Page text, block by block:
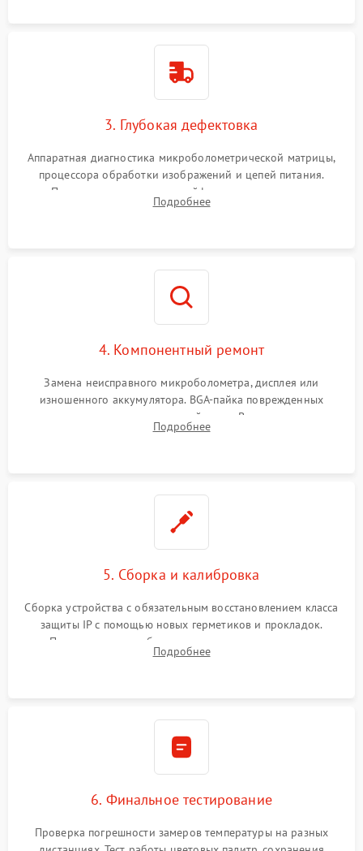
3. Глубокая дефектовка
Аппаратная диагностика микроболометрической матрицы,
процессора обработки изображений и цепей питания.
Проверка целостности шлейфов, модуля памяти и
интерфейсов связи. Выявление сгоревших SMD-компонентов
Подробнее
4. Компонентный ремонт
Замена неисправного микроболометра, дисплея или
изношенного аккумулятора. BGA-пайка поврежденных
контроллеров на материнской плате. Восстановление
разъемов и кнопок, замена поврежденных элементов
Подробнее
5. Сборка и калибровка
Сборка устройства с обязательным восстановлением класса
защиты IP с помощью новых герметиков и прокладок.
Программная калибровка матрицы по эталонному
абсолютно черному телу для точного измерения температур.
Подробнее
6. Финальное тестирование
Проверка погрешности замеров температуры на разных